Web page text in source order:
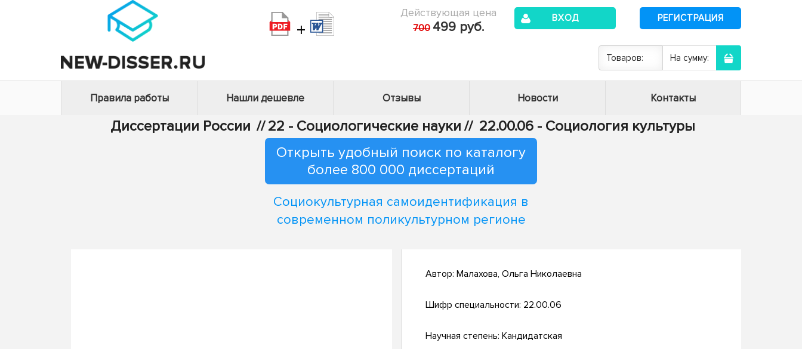
+
Действующая цена
700 499 руб.
ВХОД РЕГИСТРАЦИЯ
Товаров: На сумму:
Правила работы Нашли дешевле Отзывы Новости Контакты
Диссертации России // 22 - Социологические науки // 22.00.06 - Социология культуры
Открыть удобный поиск по каталогу
более 800 000 диссертаций
Социокультурная самоидентификация в
современном поликультурном регионе
Автор: Малахова, Ольга Николаевна
Шифр специальности: 22.00.06
Научная степень: Кандидатская